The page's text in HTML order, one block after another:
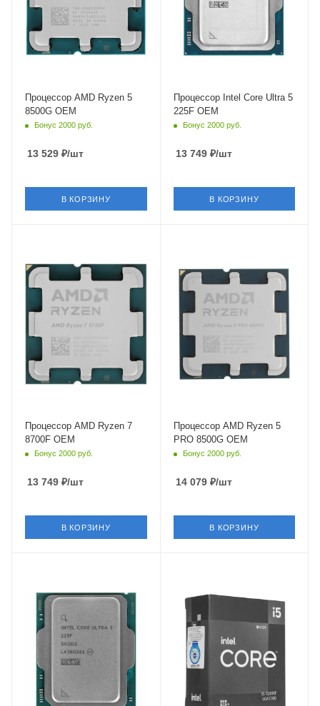
5 ГГц
Встроенный контроллер
PCI Express
PCIe 4.0
Процессор AMD Ryzen 5
8500G OEM
Бонус 2000 руб.
13 529 ₽/шт
В КОРЗИНУ
4.9 ГГц
PCI Express
PCIe 5.0
Процессор Intel Core Ultra 5
225F OEM
Бонус 2000 руб.
13 749₽/шт
В КОРЗИНУ
Ядро
AMD Phoenix
Максимальная частота в
турбо режиме
5 ГГц
Встроенный контроллер
PCI Express
PCIe 4.0
Процессор AMD Ryzen 7
8700F OEM
Бонус 2000 руб.
13 749 ₽/шт
В КОРЗИНУ
Ядро
AMD Phoenix
Максимальная частота в
турбо режиме
5 ГГц
Встроенный контроллер
PCI Express
PCIe 4.0
Процессор AMD Ryzen 5
PRO 8500G OEM
Бонус 2000 руб.
14 079₽/шт
В КОРЗИНУ
Intel Arrow Lake-S
Максимальная частота в
турбо режиме
4.9 ГГц
PCI Express
Ядро
Intel Alder Lake-S
Максимальная частота в
турбо режиме
4.6 ГГц
PCI Express